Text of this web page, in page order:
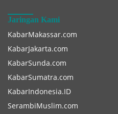
Jaringan Kami
KabarMakassar.com
KabarJakarta.com
KabarSunda.com
KabarSumatra.com
KabarIndonesia.ID
SerambiMuslim.com